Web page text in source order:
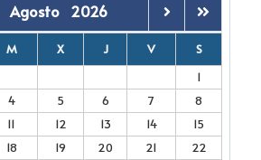
Agosto 2026
M X J V
S
1
4 5 6 7
8
11 12 13 14
15
18 19 20 21
22